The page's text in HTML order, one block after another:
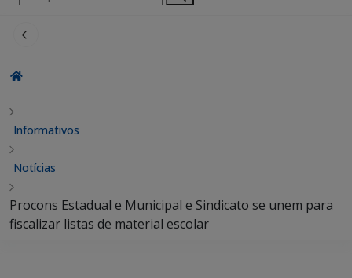
por:
Informativos
Notícias
Procons Estadual e Municipal e Sindicato se unem para
fiscalizar listas de material escolar